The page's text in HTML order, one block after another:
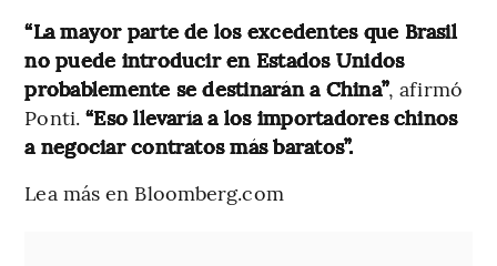
“La mayor parte de los excedentes que Brasil
no puede introducir en Estados Unidos
probablemente se destinarán a China”, afirmó
Ponti.“Eso llevaría a los importadores chinos
a negociar contratos más baratos”.
Lea más en Bloomberg.com